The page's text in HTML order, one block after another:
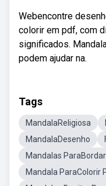
Webencontre
colorir em pdf, com
significados.
podem ajudar na.
Tags
MandalaReligiosa
MandalaDesenho
Mandalas ParaBordar
Mandala ParaColorir